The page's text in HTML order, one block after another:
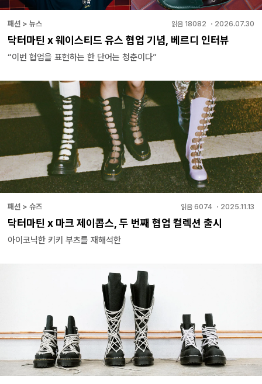
패션 > 뉴스 읽음 18082 ・ 2026.07.30
닥터마틴 x 웨이스티드 유스 협업 기념, 베르디 인터뷰
“이번 협업을 표현하는 한 단어는 청춘이다”
패션 > 슈즈 읽음 6074 ・ 2025.11.13
닥터마틴 x 마크 제이콥스, 두 번째 협업 컬렉션 출시
아이코닉한 키키 부츠를 재해석한